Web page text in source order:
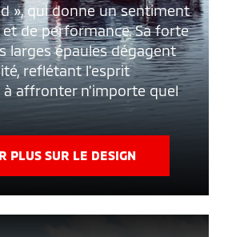
», qui donne un sentiment
de performance. Sa forte
larges épaules dégagent
reflétant l'esprit
affronter n'importe quel
PLUS SUR LE DESIGN